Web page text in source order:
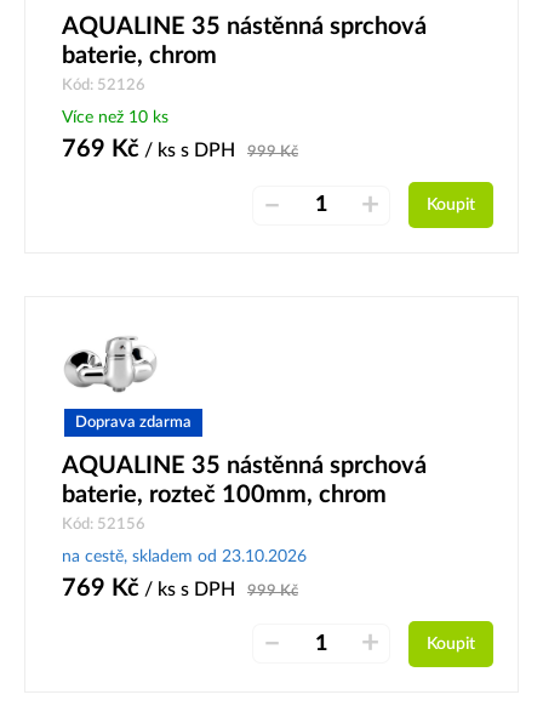
AQUALINE 35 nástěnná sprchová
baterie, chrom
Kód: 52126
Více než 10 ks
769 Kč / ks s DPH 999Kč
– + Koupit
Doprava zdarma
AQUALINE 35 nástěnná sprchová
baterie, rozteč 100mm, chrom
Kód: 52156
na cestě, skladem od 23.10.2026
769 Kč / ks s DPH 999Kč
– + Koupit